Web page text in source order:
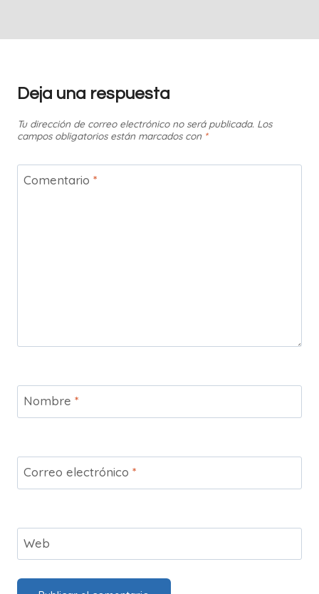
Deja una respuesta
Tu dirección de correo electrónico no será publicada. Los
campos obligatorios están marcados con *
Comentario *
Nombre *
Correo electrónico *
Web